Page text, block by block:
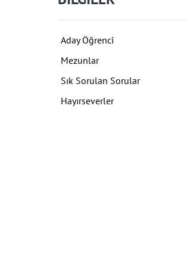
Aday Öğrenci
Mezunlar
Sık Sorulan Sorular
Hayırseverler